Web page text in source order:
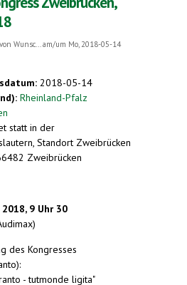
Wunsc...
am/um Mo, 2018-05-14
2018-05-14
Rheinland-Pfalz
statt in der
Standort Zweibrücken
Zweibrücken
9 Uhr 30
des Kongresses
- tutmonde ligita"